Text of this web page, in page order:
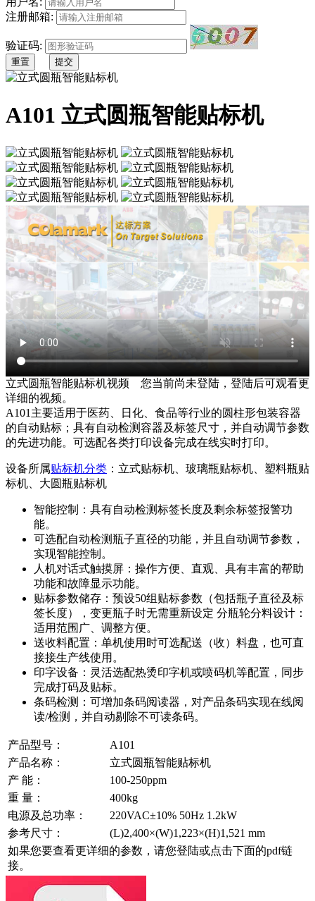
注册邮箱:
验证码:
重置 提交
A101 立式圆瓶智能贴标机
立式圆瓶智能贴标机视频 您当前尚未登陆，登陆后可观看更
详细的视频。
A101主要适用于医药、日化、食品等行业的圆柱形包装容器
的自动贴标；具有自动检测容器及标签尺寸，并自动调节参数
的先进功能。可选配各类打印设备完成在线实时打印。
设备所属贴标机分类 ：立式贴标机、玻璃瓶贴标机、塑料瓶贴
标机、大圆瓶贴标机
智能控制：具有自动检测标签长度及剩余标签报警功
能。
可选配自动检测瓶子直径的功能，并且自动调节参数，
实现智能控制。
人机对话式触摸屏：操作方便、直观、具有丰富的帮助
功能和故障显示功能。
贴标参数储存：预设50组贴标参数（包括瓶子直径及标
签长度），变更瓶子时无需重新设定 分瓶轮分料设计：
适用范围广、调整方便。
送收料配置：单机使用时可选配送（收）料盘，也可直
接接生产线使用。
印字设备：灵活选配热烫印字机或喷码机等配置，同步
完成打码及贴标。
条码检测：可增加条码阅读器，对产品条码实现在线阅
读/检测，并自动剔除不可读条码。
产品型号：
A101
产品名称：
立式圆瓶智能贴标机
产 能：
100-250ppm
重 量：
400kg
电源及总功率：
220VAC±10% 50Hz 1.2kW
参考尺寸：
(L)2,400×(W)1,223×(H)1,521 mm
如果您要查看更详细的参数，请您登陆或点击下面的pdf链
接。